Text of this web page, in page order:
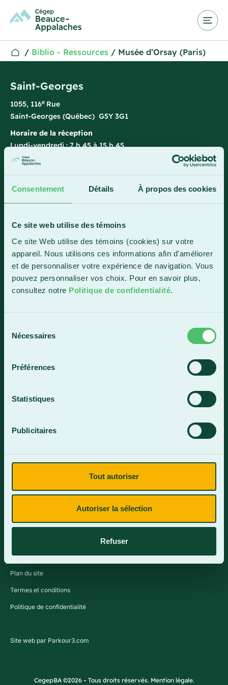
Consentement Détails À propos des cookies
Ce site web utilise des témoins
Ce site Web utilise des témoins (cookies) sur votre
appareil. Nous utilisons ces informations afin d'améliorer
et de personnaliser votre expérience de navigation. Vous
pouvez personnaliser vos choix. Pour en savoir plus,
consultez notre Politique de confidentialité.
Nécessaires
Préférences
Statistiques
Publicitaires
Tout autoriser
Autoriser la sélection
Refuser
/ Biblio - Ressources / Musée d’Orsay (Paris)
Saint-Georges
1055, 116e Rue
Saint-Georges (Québec) G5Y 3G1
Horaire de la réception
Lundi-vendredi : 7 h 45 à 15 h 45
418 228-8896
Sainte-Marie
1150, boul. Vachon Nord
Sainte-Marie (Québec) G6E 0R1
Horaire de la réception
Lundi-vendredi : 7 h 30 à 15 h 30
418 387-8896
Lac-Mégantic
Lac-Mégantic (Québec) G6B 3B4
Lundi-vendredi : 8 h à 16 h
Plan du site
Termes et conditions
Politique de confidentialité
Site web par Parkour3.com
CegepBA ©2026 – Tous droits réservés. Mention légale.